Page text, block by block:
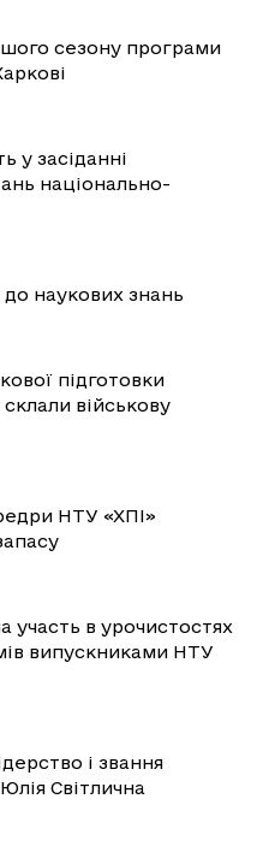
сезону програми
у засіданні
національно-
наукових знань
підготовки
військову
НТУ «ХПІ»
участь в урочистостях
випускниками НТУ
і звання
Світлична